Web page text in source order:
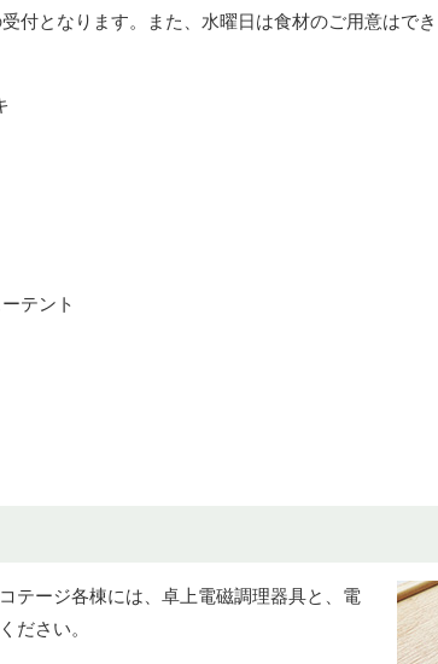
付となります。また、水曜日は食材のご用意はで
テント
テージ各棟には、卓上電磁調理器具と、電
ださい。